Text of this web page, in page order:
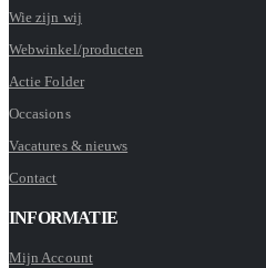
Wie zijn wij
Webwinkel/producten
Actie Folder
Occasions
Vacatures & nieuws
Contact
INFORMATIE
Mijn Account